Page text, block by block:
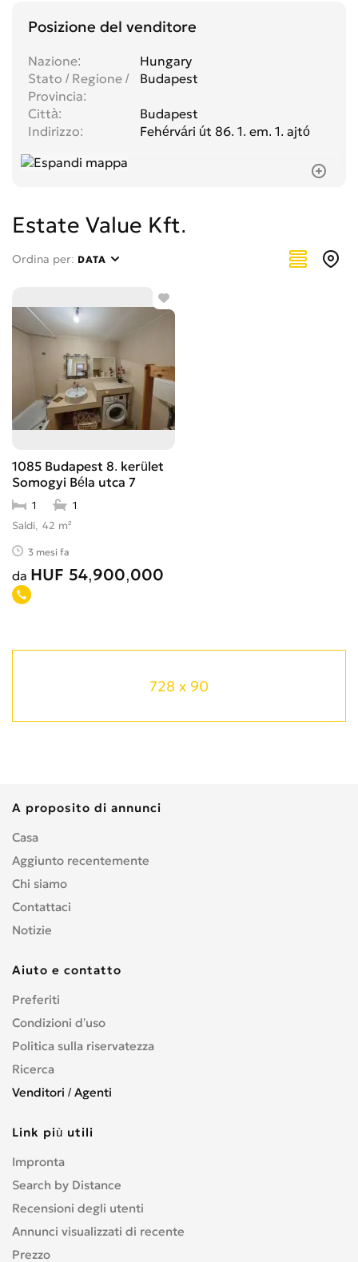
Posizione del venditore
Nazione
Hungary
Stato / Regione /
Provincia
Budapest
Città
Budapest
Indirizzo
Fehérvári út 86. 1. em. 1. ajtó
Estate Value Kft.
Ordina per: DATA
1085 Budapest 8. kerület
Somogyi Béla utca 7
1
1
Saldi 42 m²
3 mesi fa
da HUF 54,900,000
728 x 90
A proposito di annunci
Casa
Aggiunto recentemente
Chi siamo
Contattaci
Notizie
Aiuto e contatto
Preferiti
Condizioni d’uso
Politica sulla riservatezza
Ricerca
Venditori / Agenti
Link più utili
Impronta
Search by Distance
Recensioni degli utenti
Annunci visualizzati di recente
Prezzo